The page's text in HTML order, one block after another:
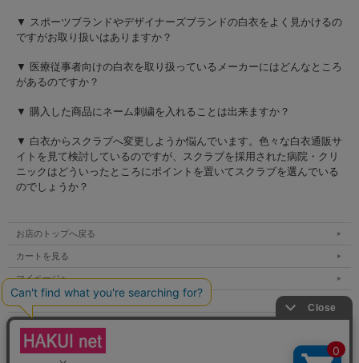
▼ スポーツブランドやデザイナーズブランドの白衣をよく見かけるの
ですがお取り扱いはありますか？
▼ 医療従事者向けの白衣を取り扱っているメーカーにはどんなところ
があるのですか？
▼ 購入した商品にネーム刺繍を入れることは出来ますか？
▼ 白衣からスクラブへ変更しようか悩んでいます。色々な白衣通販サ
イトを見て検討しているのですが、スクラブを採用された病院・クリ
ニックはどういったところにポイントを置いてスクラブを選んでいる
のでしょうか？
お店のトップへ戻る
カートを見る
マイページへ
個人情報の取扱い